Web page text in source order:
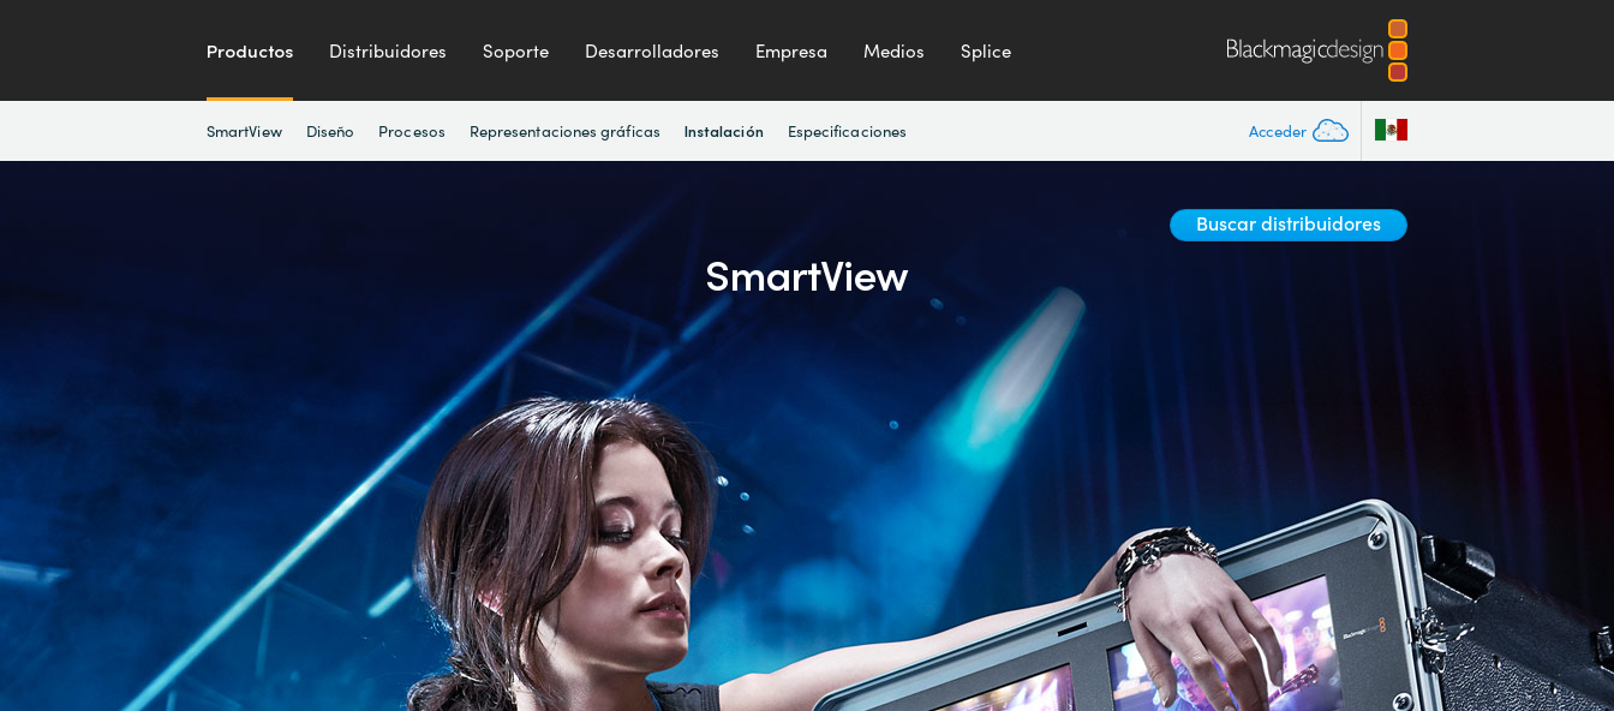
Productos Distribuidores Soporte Desarrolladores Empresa Medios Splice
Acceder
SmartView Diseño Procesos Representaciones gráficas Instalación Especificaciones
Buscar distribuidores
SmartView